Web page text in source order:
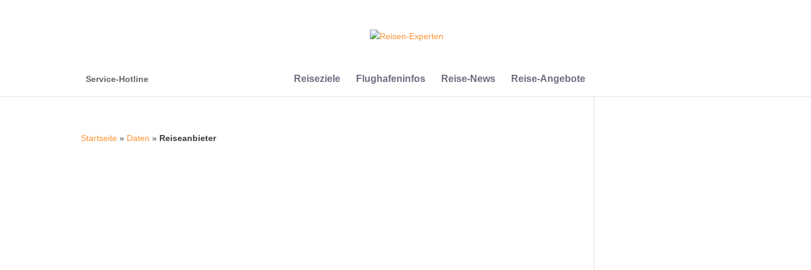
Service-Hotline Reiseziele Flughafeninfos Reise-News Reise-Angebote
Startseite » Daten » Reiseanbieter